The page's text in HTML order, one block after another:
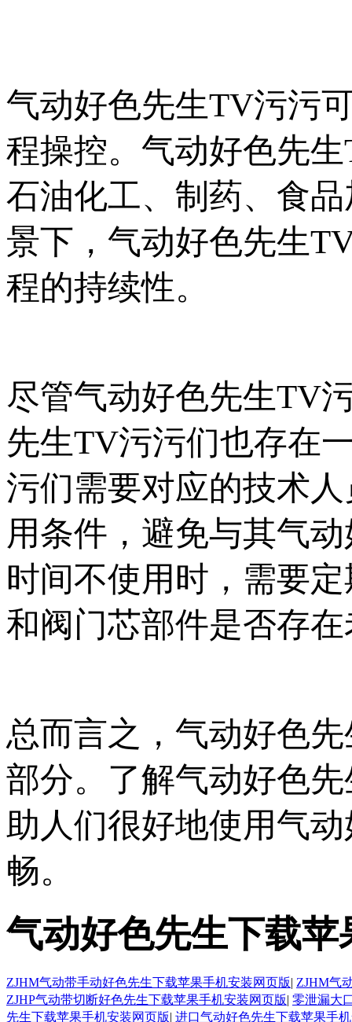
气动好色先生TV污污可
程操控。气动好色
石油化工、制药、食
景下，气动好色先生
程的持续性。
尽管气动好色先生TV污
先生TV污污们也存在一
污们需要对应的技术人
用条件，避免与其气
时间不使用时，需
和阀门芯部件是否存在老
总而言之，气动好
部分。了解气动好
助人们很好地使用气动
畅。
气动好色先生下载
ZJHM气动带手动好色先生下载苹果手机安装网页版| ZJHM气
ZJHP气动带切断好色先生下载苹果手机安装网页版| 零泄漏大
先生下载苹果手机安装网页版| 进口气动好色先生下载苹果手